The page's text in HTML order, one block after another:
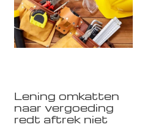
Lening omkatten
naar vergoeding
redt aftrek niet